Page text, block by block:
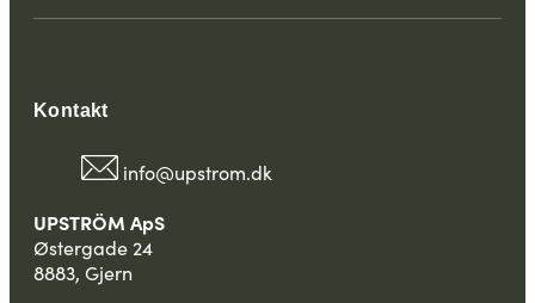
Kontakt
info@upstrom.dk
UPSTRÖM ApS
Østergade 24
8883, Gjern